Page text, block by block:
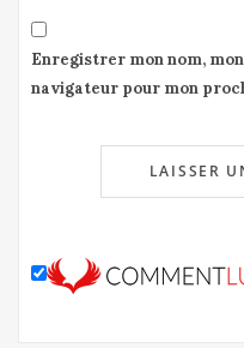
Enregistrer mon nom,
navigateur pour mon